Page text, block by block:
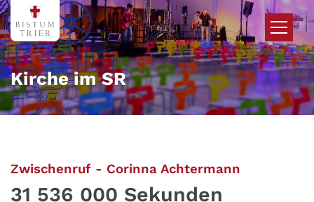
Zum Inhalt springen
Kirche im SR
Zwischenruf - Corinna Achtermann
31 536 000 Sekunden